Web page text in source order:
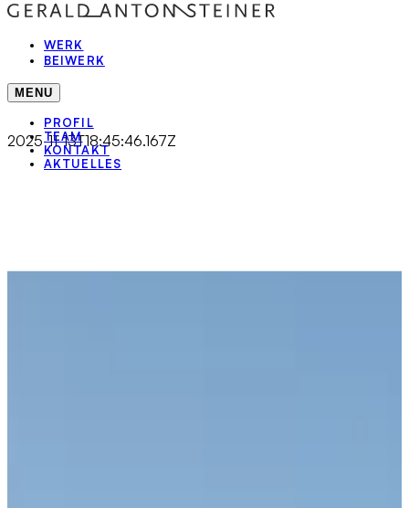
WERK
BEIWERK
MENU
PROFIL
TEAM
KONTAKT
AKTUELLES
2025-11-13T18:45:46.167Z